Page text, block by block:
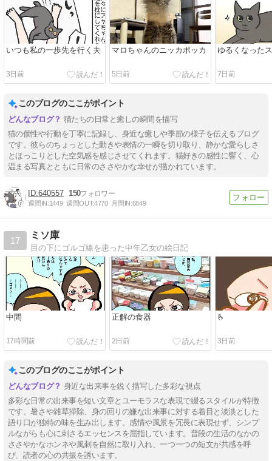
いつも私の一歩先を行く夫
3日前
マロちゃんのニッカポッカ
5日前
ゆるくなった
7日前
このブログのここがポイント
猫たちの日常と癒しの瞬間を描写
猫の個性や行動を丁寧に記録し、身近な癒しや季節の様子を伝えるブログ
です。彼らのちょっとした動きや表情の一瞬を切り取り、静かな愛らしさ
とほっこりとした空気感を感じさせてくれます。猫好きの感性に響く、心
温まる写真とともに日常のささやかな幸せが描かれています。
640557 150
週間IN:1449 週間OUT:4770 月間IN:6849
17
ミソ庫
目の下にゴルゴ線を患った中年乙女の絵日記
中間
17時間前
正解の食器
2日前
🫰
3日前
このブログのここがポイント
身近な出来事を鋭く描写した多彩な視点
多彩な日常の出来事を短い文章とユーモラスな表現で綴るスタイルが特徴
です。暑さや雑草掃除、身の回りの嫌な出来事に対する着目と淡淡とした
語り口が独特の味を生み出します。感情や風景を冗長に表現せず、シンプ
ルながらも心に刺さるエッセンスを屈指しています。普段の生活のなかの
ささやかなホンネや風刺を自然に取り入れ、一つ一つの短文が共感を呼
び、読者の心の共振を誘います。